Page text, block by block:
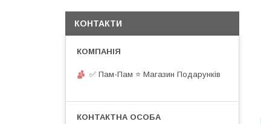
КОНТАКТИ
✅ Пам-Пам ⭐ Магазин Подарунків